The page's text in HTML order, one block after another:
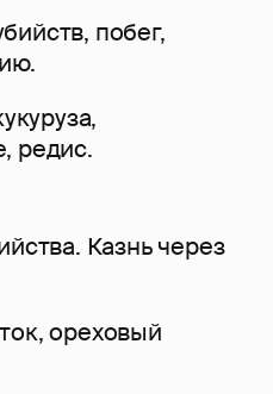
побег,
редис.
Казнь через
ореховый